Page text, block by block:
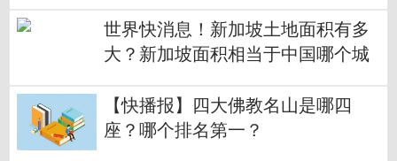
世界快消息！新加坡土地面积有多
大？新加坡面积相当于中国哪个城
【快播报】四大佛教名山是哪四
座？哪个排名第一？